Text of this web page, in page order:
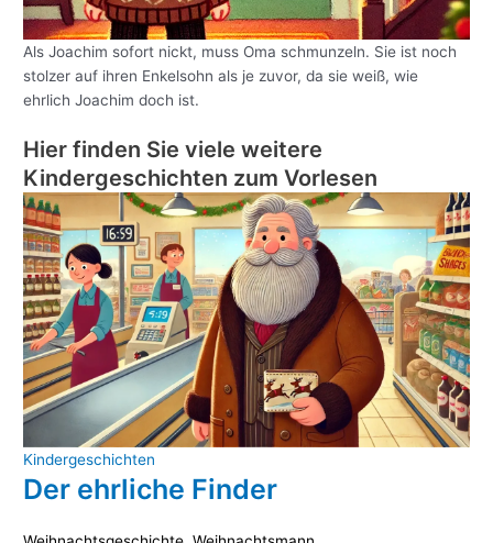
Als Joachim sofort nickt, muss Oma schmunzeln. Sie ist noch
stolzer auf ihren Enkelsohn als je zuvor, da sie weiß, wie
ehrlich Joachim doch ist.
Hier finden Sie viele weitere
Kindergeschichten zum Vorlesen
Kindergeschichten
Der ehrliche Finder